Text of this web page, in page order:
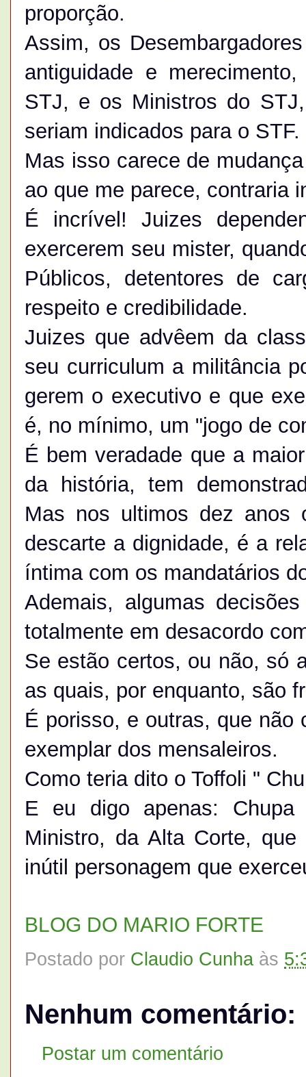
proporção.
Assim, os
antiguidade e
STJ, e os Ministros do
seriam indicados para o STF.
Mas isso carece de
ao que me parece, contraria
É incrível! Juizes
exercerem seu mister,
Públicos, detentores de
respeito e credibilidade.
Juizes que advêem da
seu curriculum a militância
gerem o executivo e que
é, no mínimo, um "jogo de
É bem veradade que a
da história, tem
Mas nos ultimos dez
descarte a dignidade, é a
íntima com os mandatários
Ademais, algumas
totalmente em desacordo
Se estão certos, ou não, só
as quais, por enquanto, são
É porisso, e outras, que não
exemplar dos mensaleiros.
Como teria dito o Toffoli "
E eu digo apenas:
Ministro, da Alta Corte,
inútil personagem que
BLOG DO MARIO FORTE
Postado por Claudio Cunha às
Nenhum comentário:
Postar um comentário